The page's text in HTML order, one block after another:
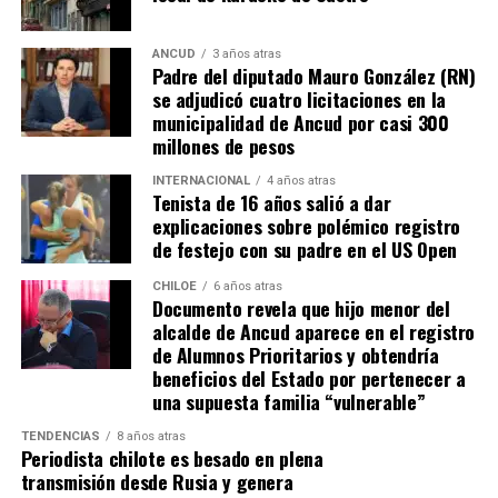
los caminos conducen a… La Moneda y, mientras se
espera ese gesto por parte de la madre del pequeño
Tomás, los pasos siguen quemando los pies de Fernando
en pos de que cada kilómetro recorrido, signifique más
que una llegada a Santiago, un arribo a la cura de su hijo
Actualmente, Gómez se encuentra en Santiago
realizando trámites y participando como invitada en
distintos medios de comunicación. Aunque aún no tiene
una fecha exacta para su viaje a Estados Unidos, donde
se administra el medicamento, indicó que esperan
realizarlo «a mediados de junio».
Cabe destacar que, pese a que se logró reunir el dinero y,
por ende, la meta se cumplió, continúan circulando por
redes sociales, eventos a beneficios de Tomás Ross.
ANCUD 3 años atras
Padre del diputado Mauro González (RN)
se adjudicó cuatro licitaciones en la
municipalidad de Ancud por casi 300
millones de pesos
INTERNACIONAL 4 años atras
Tenista de 16 años salió a dar
explicaciones sobre polémico registro
de festejo con su padre en el US Open
CHILOE 6 años atras
Documento revela que hijo menor del
alcalde de Ancud aparece en el registro
de Alumnos Prioritarios y obtendría
beneficios del Estado por pertenecer a
una supuesta familia “vulnerable”
TENDENCIAS 8 años atras
Periodista chilote es besado en plena
transmisión desde Rusia y genera